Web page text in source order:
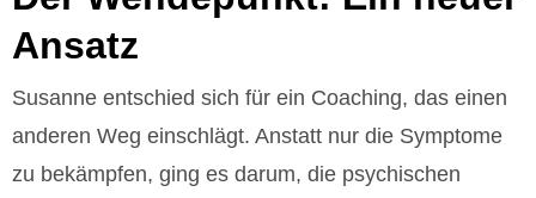
Ansatz
Susanne entschied sich für ein Coaching, das einen
anderen Weg einschlägt. Anstatt nur die Symptome
zu bekämpfen, ging es darum, die psychischen